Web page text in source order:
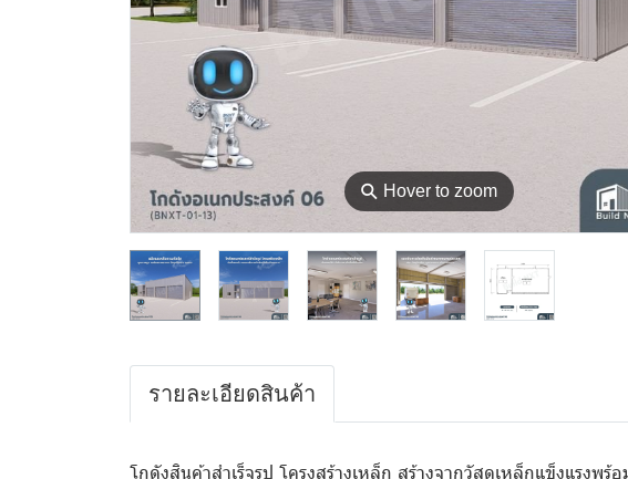
⚲ Hover to zoom
รายละเอียดสินค้า
โกดังสินค้าสำเร็จรูป โครงสร้างเหล็ก สร้างจากวัสดุเหล็กแข็งแรงพ